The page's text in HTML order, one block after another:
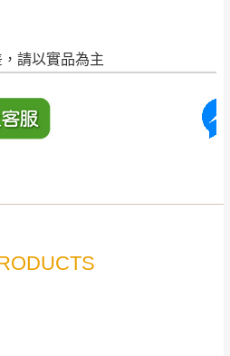
請以實品為主
產品另收運費
貨日當天以電話聯絡確認
定每周(三)、(日)兩天收送貨
東、金門、馬祖、澎湖地區
兩聯式發票，發票將於商品
行寄出，另外約加上2~7個
有退回及換貨之商品必須
有附隨文件或資料之完整